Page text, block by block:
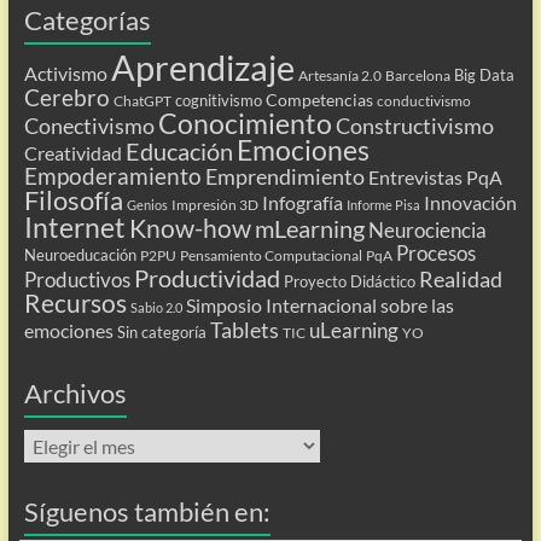
Categorías
Activismo Aprendizaje Artesanía 2.0 Barcelona Big Data
Cerebro ChatGPT cognitivismo Competencias conductivismo
ConectivismoConocimientoConstructivismo
Creatividad Educación Emociones
Empoderamiento Emprendimiento Entrevistas PqA
Filosofía Genios Impresión 3D Infografía Informe Pisa Innovación
Internet Know-howmLearning Neurociencia
Neuroeducación P2PU Pensamiento Computacional PqA Procesos
Productivos Productividad Proyecto Didáctico Realidad
Recursos Sabio 2.0 Simposio Internacional sobre las
emociones Sin categoría Tablets TIC uLearning YO
Archivos
Archivos
Síguenos también en: